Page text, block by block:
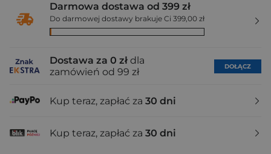
Darmowa dostawa od 399 zł
Do darmowej dostawy brakuje Ci 399,00 zł
Dostawa za 0 zł dla
zamówień od 99 zł
DOŁĄCZ
Kup teraz, zapłać za 30 dni
Kup teraz, zapłać za 30 dni